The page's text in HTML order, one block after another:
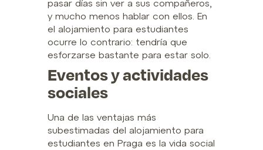
pasar días sin ver a sus compañeros,
y mucho menos hablar con ellos. En
el alojamiento para estudiantes
ocurre lo contrario: tendría que
esforzarse bastante para estar solo.
Eventos y actividades
sociales
Una de las ventajas más
subestimadas del alojamiento para
estudiantes en Praga es la vida social